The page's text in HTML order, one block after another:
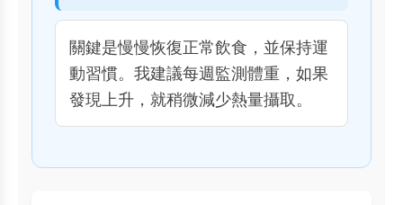
關鍵是慢慢恢復正常飲食，並保持運
動習慣。我建議每週監測體重，如果
發現上升，就稍微減少熱量攝取。